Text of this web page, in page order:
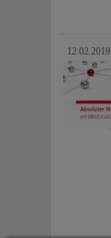
12.02.2019